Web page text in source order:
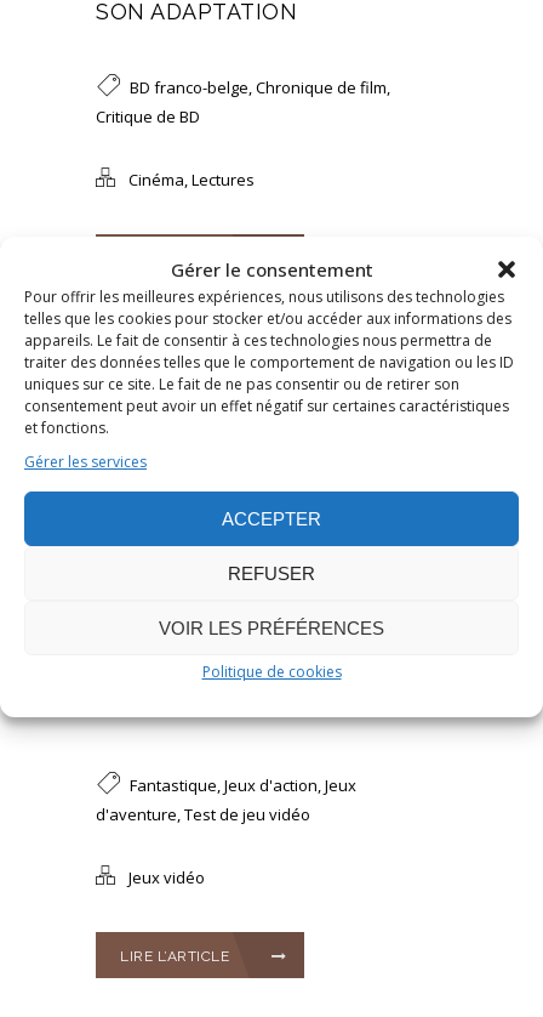
Gérer le consentement
Pour offrir les meilleures expériences, nous utilisons des technologies
telles que les cookies pour stocker et/ou accéder aux informations des
appareils. Le fait de consentir à ces technologies nous permettra de
traiter des données telles que le comportement de navigation ou les ID
uniques sur ce site. Le fait de ne pas consentir ou de retirer son
consentement peut avoir un effet négatif sur certaines caractéristiques
et fonctions.
Gérer les services
ACCEPTER
REFUSER
VOIR LES PRÉFÉRENCES
Politique de cookies
SON ADAPTATION
BD franco-belge,Chronique de film,
Critique de BD
Cinéma,Lectures
Stéphane JAILLIARD
OF ATLANTIS : LE POINT & CLIC
Fantastique Jeux d'action Jeux
d'aventure Test de jeu vidéo
Jeux vidéo
LIRE L’ARTICLE